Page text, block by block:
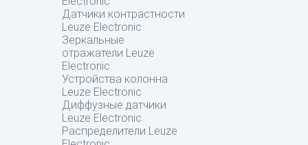
Датчики контрастности
Leuze Electronic
Зеркальные
отражатели Leuze
Electronic
Устройства колонна
Leuze Electronic
Диффузные датчики
Leuze Electronic
Распределители Leuze